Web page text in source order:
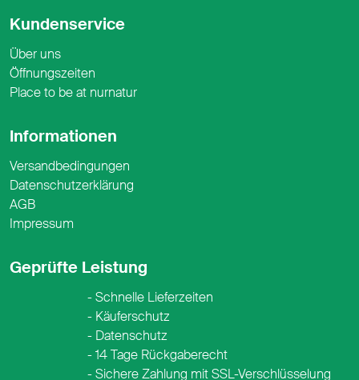
Kundenservice
Über uns
Öffnungszeiten
Place to be at nurnatur
Informationen
Versandbedingungen
Datenschutzerklärung
AGB
Impressum
Geprüfte Leistung
Schnelle Lieferzeiten
Käuferschutz
Datenschutz
14 Tage Rückgaberecht
Sichere Zahlung mit SSL-Verschlüsselung